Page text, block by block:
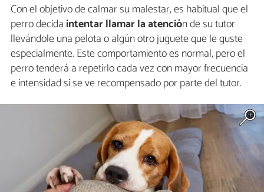
Con el objetivo de calmar su malestar, es habitual que el
perro decida intentar llamar la atención de su tutor
llevándole una pelota o algún otro juguete que le guste
especialmente. Este comportamiento es normal, pero el
perro tenderá a repetirlo cada vez con mayor frecuencia
e intensidad si se ve recompensado por parte del tutor.